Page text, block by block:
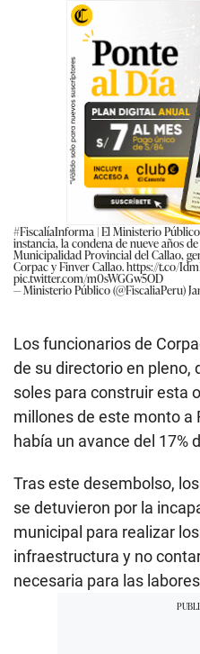
#FiscalíaInforma | El Ministerio
instancia, la condena de nueve años
Municipalidad Provincial del Callao,
Corpac y Finver Callao.https://t.co/
pic.twitter.com/m0sWGGw5OD
— Ministerio Público (@FiscaliaPeru)
Los funcionarios de
de su directorio en pleno,
soles para construir esta
millones de este monto a
había un avance del 17%
Tras este desembolso,
se detuvieron por la
municipal para realizar
infraestructura y no
necesaria para las